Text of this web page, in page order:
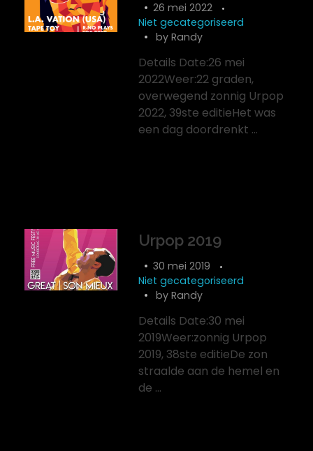
26 mei 2022
Niet gecategoriseerd
by Randy
Details Date:26 mei
2022Weer:22 graden,
overwegend zonnig Urpop
2022, 39ste editieHet was
een dag doordrenkt ...
Urpop 2019
30 mei 2019
Niet gecategoriseerd
by Randy
Details Date:30 mei
2019Weer:zonnig Urpop
2019, 38ste editieDe zon
straalde aan de hemel en
de ...